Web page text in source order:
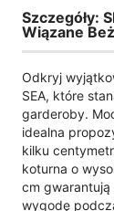
Szczegóły:
Wiązane
Odkryj
SEA, które
garderoby.
idealna
kilku
koturna o
cm
wygodę